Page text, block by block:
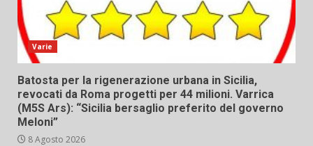
Varie
Batosta per la rigenerazione urbana in Sicilia,
revocati da Roma progetti per 44 milioni. Varrica
(M5S Ars): “Sicilia bersaglio preferito del governo
Meloni”
8 Agosto 2026